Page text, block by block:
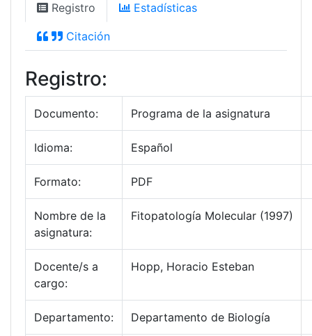
Registro Estadísticas
Citación
Registro:
Documento: Programa de la asignatura
Idioma: Español
Formato: PDF
Nombre de la
asignatura:
Fitopatología Molecular (1997)
Docente/s a
cargo:
Hopp, Horacio Esteban
Departamento: Departamento de Biología